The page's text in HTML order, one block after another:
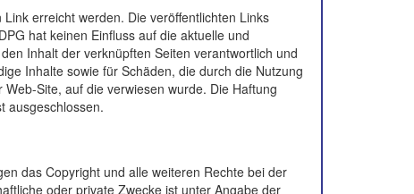
erreicht werden. Die veröffentlichten Links
hat keinen Einfluss auf die aktuelle und
Inhalt der verknüpften Seiten verantwortlich und
Inhalte sowie für Schäden, die durch die Nutzung
Site, auf die verwiesen wurde. Die Haftung
ausgeschlossen.
das Copyright und alle weiteren Rechte bei der
oder private Zwecke ist unter Angabe der